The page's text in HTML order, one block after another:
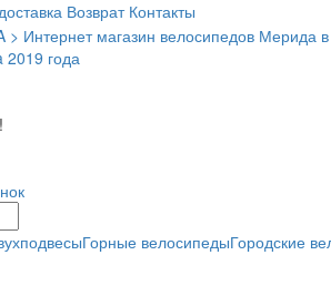
Возврат Контакты
года
Горные велосипедыГородские